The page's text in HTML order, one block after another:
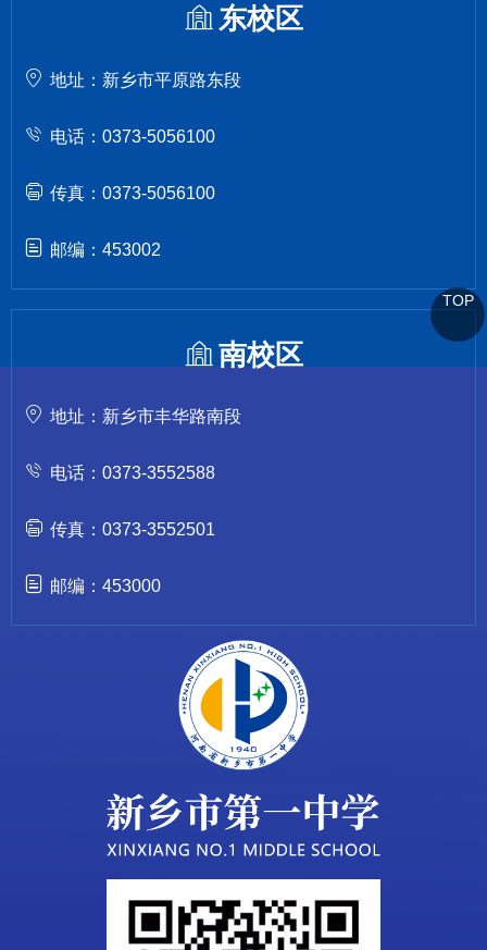
东校区
地址：新乡市平原路东段
电话：0373-5056100
传真：0373-5056100
邮编：453002
南校区
地址：新乡市丰华路南段
电话：0373-3552588
传真：0373-3552501
邮编：453000
TOP